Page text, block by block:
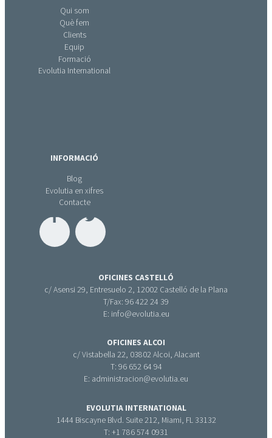
Qui som
Què fem
Clients
Equip
Formació
Evolutia International
INFORMACIÓ
Blog
Evolutia en xifres
Contacte
OFICINES CASTELLÓ
c/ Asensi 29, Entresuelo 2, 12002 Castelló de la Plana
T/Fax: 96 422 24 39
E: info@evolutia.eu
OFICINES ALCOI
c/ Vistabella 22, 03802 Alcoi, Alacant
T: 96 652 64 94
E: administracion@evolutia.eu
EVOLUTIA INTERNATIONAL
1444 Biscayne Blvd. Suite 212, Miami, FL 33132
T: +1 786 574 0931